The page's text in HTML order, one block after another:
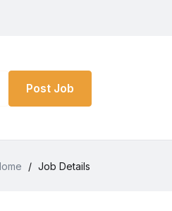
Post Job
/ Job Details